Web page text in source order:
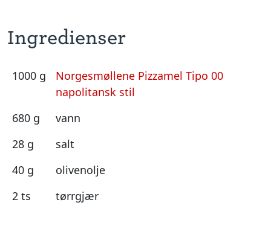
Ingredienser
1000 g
Norgesmøllene Pizzamel Tipo 00
napolitansk stil
680 g
vann
28 g
salt
40 g
olivenolje
2 ts
tørrgjær